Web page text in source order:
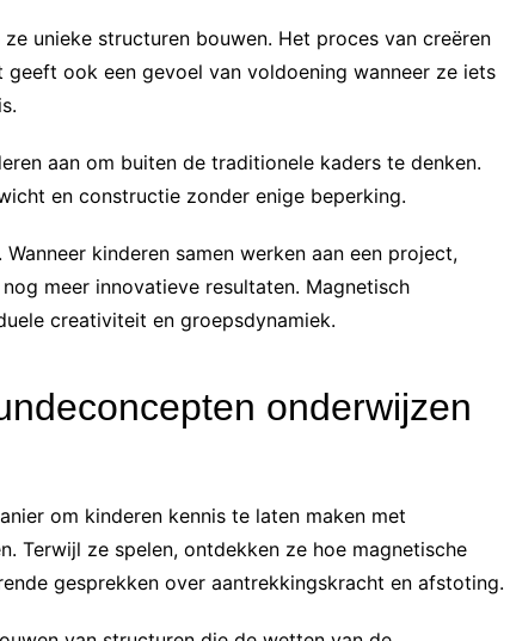
unieke structuren bouwen. Het proces van creëren
ook een gevoel van voldoening wanneer ze iets
aan om buiten de traditionele kaders te denken.
en constructie zonder enige beperking.
kinderen samen werken aan een project,
meer innovatieve resultaten. Magnetisch
creativiteit en groepsdynamiek.
onderwijzen
om kinderen kennis te laten maken met
Terwijl ze spelen, ontdekken ze hoe magnetische
gesprekken over aantrekkingskracht en afstoting.